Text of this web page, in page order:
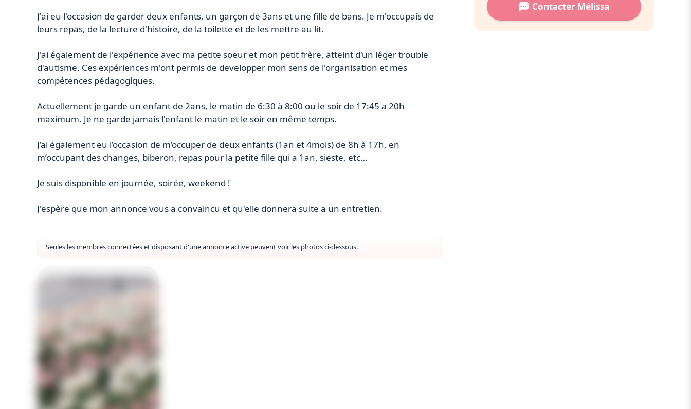
J'ai eu l'occasion de garder deux enfants, un garçon de 3ans et une fille de bans. Je m'occupais de
leurs repas, de la lecture d'histoire, de la toilette et de les mettre au lit.
J'ai également de l'expérience avec ma petite soeur et mon petit frère, atteint d'un léger trouble
d'autisme. Ces expériences m'ont permis de developper mon sens de l'organisation et mes
compétences pédagogiques.
Actuellement je garde un enfant de 2ans, le matin de 6:30 à 8:00 ou le soir de 17:45 a 20h
maximum. Je ne garde jamais l'enfant le matin et le soir en même temps.
J’ai également eu l’occasion de m’occuper de deux enfants (1an et 4mois) de 8h à 17h, en
m’occupant des changes, biberon, repas pour la petite fille qui a 1an, sieste, etc…
Je suis disponible en journée, soirée, weekend !
J'espère que mon annonce vous a convaincu et qu'elle donnera suite a un entretien.
Seules les membres connectées et disposant d'une annonce active peuvent voir les photos ci-dessous.
Contacter Mélissa